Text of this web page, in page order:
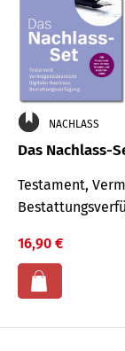
NACHLASS
Das Nachlass-
Testament,
16,90 €